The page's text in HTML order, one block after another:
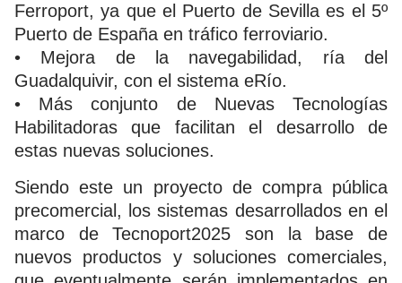
Ferroport, ya que el Puerto de Sevilla es el 5º
Puerto de España en tráfico ferroviario.
• Mejora de la navegabilidad, ría del
Guadalquivir, con el sistema eRío.
• Más conjunto de Nuevas Tecnologías
Habilitadoras que facilitan el desarrollo de
estas nuevas soluciones.
Siendo este un proyecto de compra pública
precomercial, los sistemas desarrollados en el
marco de Tecnoport2025 son la base de
nuevos productos y soluciones comerciales,